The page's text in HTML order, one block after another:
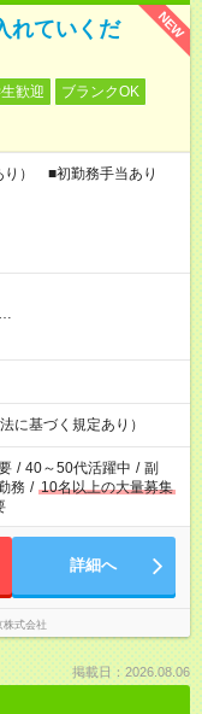
NEW
れていくだ
歓迎
ブランクOK
り） ■初勤務手当あり
…
に基づく規定あり）
/ 40～50代活躍中 / 副
務 / 10名以上の大量募集
詳細へ
株式会社
掲載日：2026.08.06